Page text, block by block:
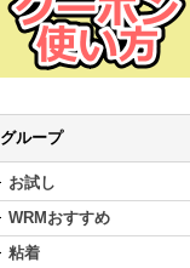
グループ
お試し
WRMおすすめ
粘着